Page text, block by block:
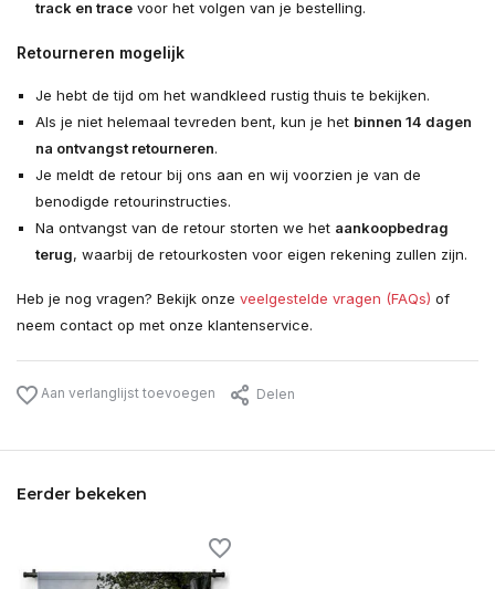
track en tracevoor het volgen van je bestelling.
Retourneren mogelijk
Je hebt de tijd om het wandkleed rustig thuis te bekijken.
Als je niet helemaal tevreden bent, kun je het binnen 14 dagen
na ontvangst retourneren.
Je meldt de retour bij ons aan en wij voorzien je van de
benodigde retourinstructies.
Na ontvangst van de retour storten we het aankoopbedrag
terug, waarbij de retourkosten voor eigen rekening zullen zijn.
Heb je nog vragen? Bekijk onze veelgestelde vragen (FAQs) of
neem contact op met onze klantenservice.
Aan verlanglijst toevoegen Delen
Eerder bekeken